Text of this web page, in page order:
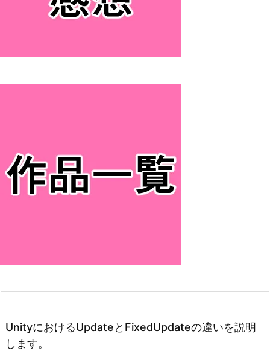
UnityにおけるUpdateとFixedUpdateの違いを説明
します。